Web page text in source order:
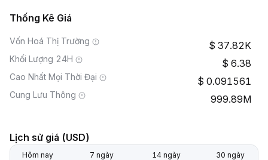
Thống Kê Giá
Vốn Hoá Thị Trường 37.82K
Khối Lượng 24H 6.38
Cao Nhất Mọi Thời Đại 0.091561
Cung Lưu Thông 999.89M
Lịch sử giá (USD)
Hôm nay 7 ngày 14 ngày 30 ngày